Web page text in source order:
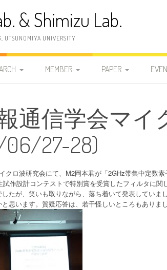
& Shimizu Lab.
UTSUNOMIYA UNIVERSITY
室
案
容
備
MEMBER
古神研
清水研
PAPER
学位論文
通信学会マイ
06/27-28)
クロ波研究会にて、M2岡本君が「2GHz帯集中定数素
作設計コンテストで特別賞を受賞したフィルタに関
たが、笑いも取りながら、落ち着いて発表していま
思います。質疑応答は、若干怪しいところもありま